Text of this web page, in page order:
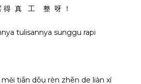
得 真 工 整 呀 ！
tulisannya sunggu rapi
tiān dōu rèn zhēn de liàn xí